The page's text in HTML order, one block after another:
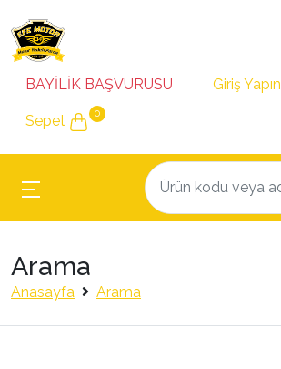
BAYİLİK BAŞVURUSU Giriş Yapın
Sepet 0
Arama
Anasayfa Arama